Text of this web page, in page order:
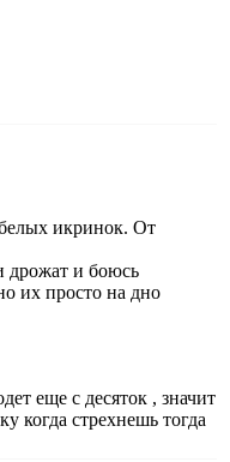
икринок. От
дрожат и боюсь
их просто на дно
еще с десяток , значит
когда стрехнешь тогда